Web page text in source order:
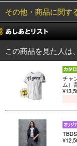
その他・商品に関す
この商品を見た人は
チャ
ム）